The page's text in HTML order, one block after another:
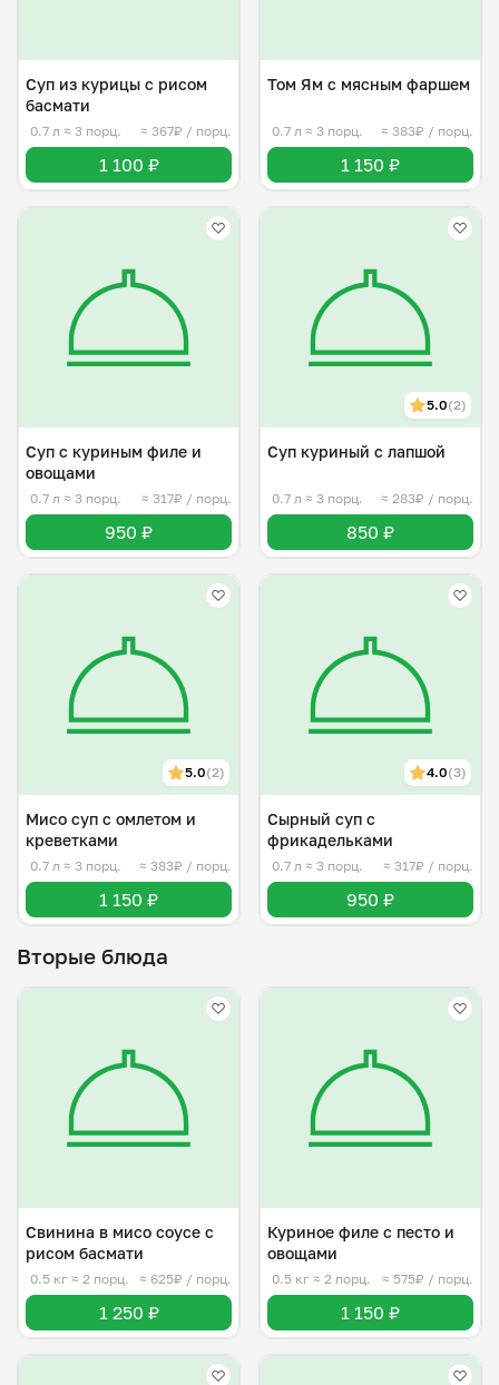
Суп из курицы с рисом
басмати
0.7 л ≈ 3 порц. ≈ 367₽ / порц.
1 100 ₽
Том Ям с мясным фаршем
0.7 л ≈ 3 порц. ≈ 383₽ / порц.
1 150 ₽
Суп с куриным филе и
овощами
0.7 л ≈ 3 порц. ≈ 317₽ / порц.
950 ₽
5.0(2)
Суп куриный с лапшой
0.7 л ≈ 3 порц. ≈ 283₽ / порц.
850 ₽
5.0(2)
Мисо суп с омлетом и
креветками
0.7 л ≈ 3 порц. ≈ 383₽ / порц.
1 150 ₽
4.0(3)
Сырный суп с
фрикадельками
0.7 л ≈ 3 порц. ≈ 317₽ / порц.
950 ₽
Вторые блюда
Свинина в мисо соусе с
рисом басмати
0.5 кг ≈ 2 порц. ≈ 625₽ / порц.
1 250 ₽
Куриное филе с песто и
овощами
0.5 кг ≈ 2 порц. ≈ 575₽ / порц.
1 150 ₽